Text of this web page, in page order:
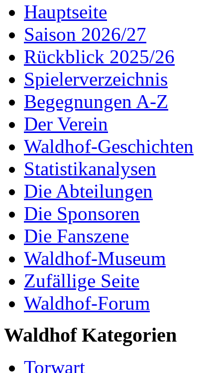
Hauptseite
Saison 2026/27
Rückblick 2025/26
Spielerverzeichnis
Begegnungen A-Z
Der Verein
Waldhof-Geschichten
Statistikanalysen
Die Abteilungen
Die Sponsoren
Die Fanszene
Waldhof-Museum
Zufällige Seite
Waldhof-Forum
Waldhof Kategorien
Torwart